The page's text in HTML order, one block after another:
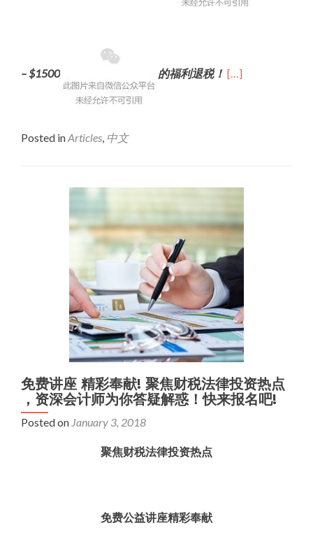
– $1500 的福利退税！ […]
Posted inArticles, 中文
免费讲座 精彩奉献! 聚焦财税法律投资热点
，资深会计师为你答疑解惑！快来报名吧!
Posted on January 3, 2018
聚焦财税法律投资热点
免费公益讲座精彩奉献